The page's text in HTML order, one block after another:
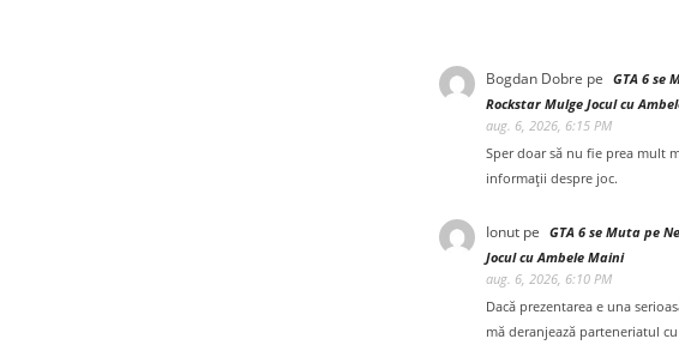
Bogdan Dobre pe GTA 6 se
Rockstar Mulge Jocul cu
aug. 6, 2026, 6:15 PM
Sper doar să nu fie prea mult
informații despre joc.
Ionut pe GTA 6 se Muta pe
Jocul cu Ambele Maini
aug. 6, 2026, 6:10 PM
Dacă prezentarea e una
mă deranjează parteneriatul